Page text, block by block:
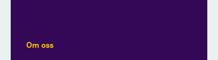
Om oss